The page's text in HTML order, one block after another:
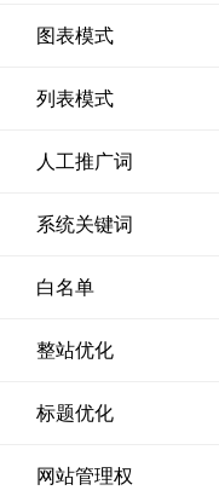
图表模式
列表模式
人工推广词
系统关键词
白名单
整站优化
标题优化
网站管理权